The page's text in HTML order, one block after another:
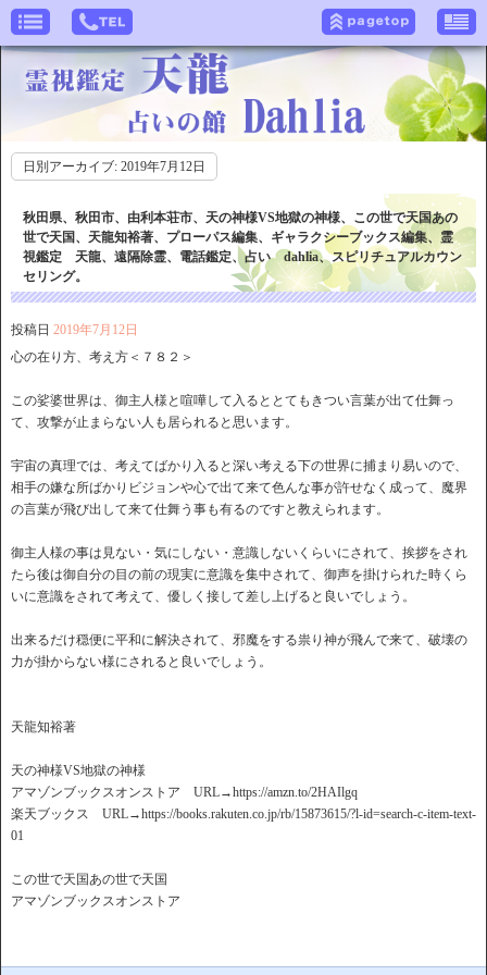
日別アーカイブ: 2019年7月12日
秋田県、秋田市、由利本荘市、天の神様VS地獄の神様、この世で天国あの
世で天国、天龍知裕著、プローパス編集、ギャラクシーブックス編集、霊
視鑑定 天龍、遠隔除霊、電話鑑定、占い dahlia、スピリチュアルカウン
セリング。
投稿日 2019年7月12日
心の在り方、考え方＜７８２＞
この娑婆世界は、御主人様と喧嘩して入るととてもきつい言葉が出て仕舞っ
て、攻撃が止まらない人も居られると思います。
宇宙の真理では、考えてばかり入ると深い考える下の世界に捕まり易いので、
相手の嫌な所ばかりビジョンや心で出て来て色んな事が許せなく成って、魔界
の言葉が飛び出して来て仕舞う事も有るのですと教えられます。
御主人様の事は見ない・気にしない・意識しないくらいにされて、挨拶をされ
たら後は御自分の目の前の現実に意識を集中されて、御声を掛けられた時くら
いに意識をされて考えて、優しく接して差し上げると良いでしょう。
出来るだけ穏便に平和に解決されて、邪魔をする祟り神が飛んで来て、破壊の
力が掛からない様にされると良いでしょう。
天龍知裕著
天の神様VS地獄の神様
アマゾンブックスオンストア URL→https://amzn.to/2HAIlgq
楽天ブックス URL→https://books.rakuten.co.jp/rb/15873615/?l-id=search-c-item-text-
01
この世で天国あの世で天国
アマゾンブックスオンストア